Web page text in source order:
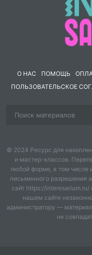
различных
способствуют
повышения
создан «Совет
участвует в
Эффективными
по проблемам
по интересующим
детский сад
открытых дверей,
возможность
ДОУ: его задачами,
моментами.
О НАС ПОМОЩЬ
ПОЛЬЗОВАТЕЛЬСКОЕ
© 2024 Ресурс для
и мастер-классов.
любой форме, в том числе
письменного разрешения
сайт https://
нашем сайте
администратору —
не